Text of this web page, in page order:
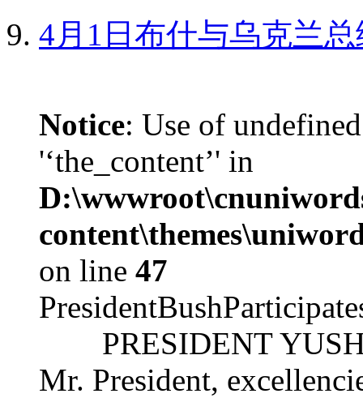
4月1日布什与乌克兰
Notice: Use of
'‘the_content’' in
on line 47
PRESIDENT
Mr. President,